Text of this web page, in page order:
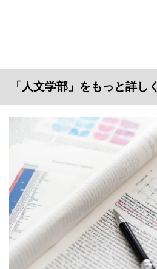
「人文学部」をもっと詳しく